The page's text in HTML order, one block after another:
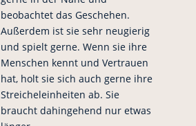
beobachtet das Geschehen.
Außerdem ist sie sehr neugierig
und spielt gerne. Wenn sie ihre
Menschen kennt und Vertrauen
hat, holt sie sich auch gerne ihre
Streicheleinheiten ab. Sie
braucht dahingehend nur etwas